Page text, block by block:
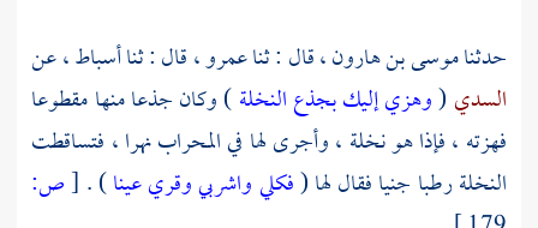
حدثناموسى بن هارون ،قال : ثناعمرو ،قال : ثناأسباط ،عن
السدي (وهزي إليك بجذع النخلة) وكان جذعا منها مقطوعا
فهزته ، فإذا هو نخلة ، وأجرى لها في المحراب نهرا ، فتساقطت
النخلة رطبا جنيا فقال لها (فكلي واشربي وقري عينا) .
[ص: